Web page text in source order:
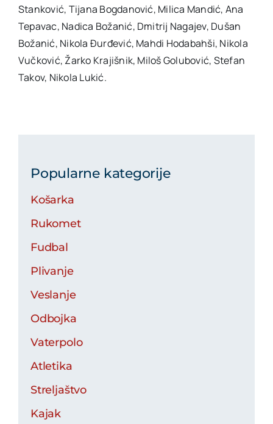
Stanković, Tijana Bogdanović, Milica Mandić, Ana
Tepavac, Nadica Božanić, Dmitrij Nagajev, Dušan
Božanić, Nikola Đurđević, Mahdi Hodabahši, Nikola
Vučković, Žarko Krajišnik, Miloš Golubović, Stefan
Takov, Nikola Lukić.
Popularne kategorije
Košarka
Rukomet
Fudbal
Plivanje
Veslanje
Odbojka
Vaterpolo
Atletika
Streljaštvo
Kajak